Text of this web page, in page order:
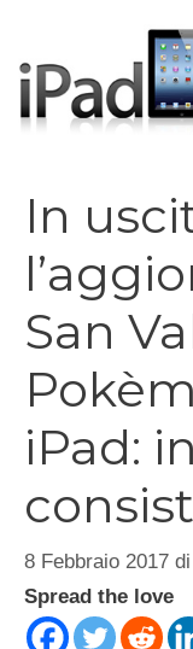
contenuto
In
San
iPad:
8 Febbraio 2017 di
Spread the love